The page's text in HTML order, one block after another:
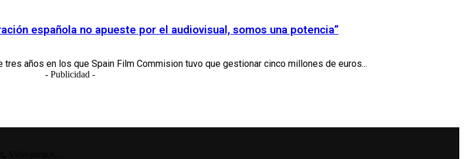
española no apueste por el audiovisual, somos una potencia”
años en los que Spain Film Commision tuvo que gestionar cinco millones de euros...
- Publicidad -